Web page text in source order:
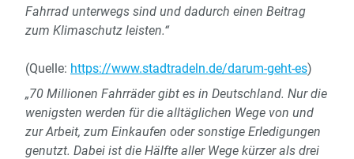
Fahrrad unterwegs sind und dadurch einen Beitrag
zum Klimaschutz leisten.“
(Quelle: https://www.stadtradeln.de/darum-geht-es)
„70 Millionen Fahrräder gibt es in Deutschland. Nur die
wenigsten werden für die alltäglichen Wege von und
zur Arbeit, zum Einkaufen oder sonstige Erledigungen
genutzt. Dabei ist die Hälfte aller Wege kürzer als drei